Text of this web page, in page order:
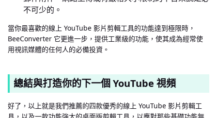
不可少的。
當你最喜歡的線上 YouTube 影片剪輯工具的功能達到極限時，
BeeConverter 它更進一步，提供工業級的功能，使其成為經常使
用視訊媒體的任何人的必備投資。
總結與打造你的下一個 YouTube 視頻
好了，以上就是我們推薦的四款優秀的線上 YouTube 影片剪輯工